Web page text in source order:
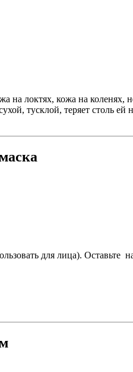
на локтях, кожа на
тусклой, теряет столь
для лица). Оставьте